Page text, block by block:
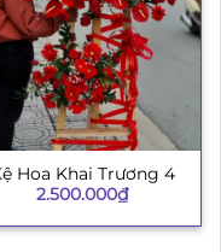
Hoa Khai Trương 4
2.500.000₫